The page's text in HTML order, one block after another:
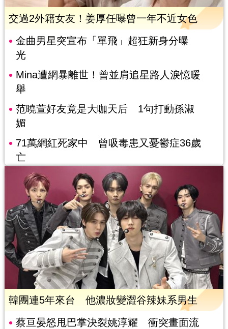
交過2外籍女友！姜厚任曝曾一年不近女色
金曲男星突宣布「單飛」超狂新身分曝
光
Mina遭網暴離世！曾並肩追星路人淚憶暖
舉
范曉萱好友竟是大咖天后 1句打動孫淑
媚
71萬網紅死家中 曾吸毒患又憂鬱症36歲
亡
韓團連5年來台 他濃妝變澀谷辣妹系男生
蔡亘晏怒甩巴掌決裂姚淳耀 衝突畫面流